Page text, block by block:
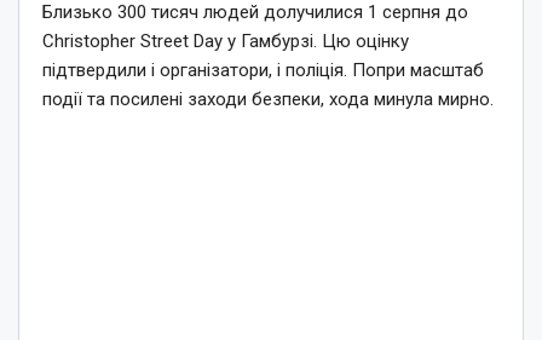
Близько 300 тисяч людей долучилися 1 серпня до
Christopher Street Day у Гамбурзі. Цю оцінку
підтвердили і організатори, і поліція. Попри масштаб
події та посилені заходи безпеки, хода минула мирно.